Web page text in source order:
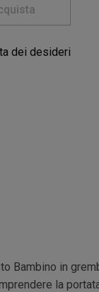
dei desideri
Bambino in
la